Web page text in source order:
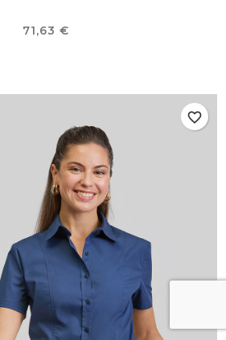
Preço
71,63 €
favorite_border